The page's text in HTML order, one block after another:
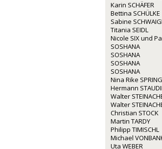
Karin SCHÄFER
Bettina SCHÜLKE
Sabine
Titania SEIDL
Nicole SIX und
SOSHANA
SOSHANA
SOSHANA
SOSHANA
Nina Rike
Hermann
Walter
Walter
Christian STOCK
Martin TARDY
Philipp TIMISCHL
Michael
Uta WEBER